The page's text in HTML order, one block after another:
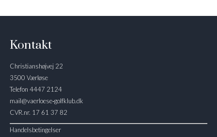
Kontakt
Christianshøjvej 22
3500 Værløse
Telefon 4447 2124
mail@vaerloese‑golfklub.dk
CVR.nr. 17 61 37 82
Handelsbetingelser